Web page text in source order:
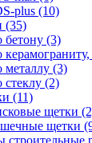
plus (10)
(35)
бетону (3)
металлу (3)
стеклу (2)
(11)
щетки
щетки
строительные